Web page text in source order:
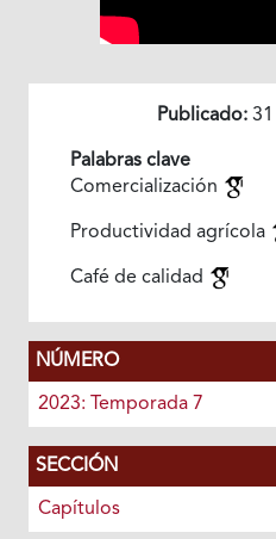
Publicado:31
Palabras clave
Comercialización
Productividad agrícola
Café de calidad
NÚMERO
2023: Temporada 7
SECCIÓN
Capítulos